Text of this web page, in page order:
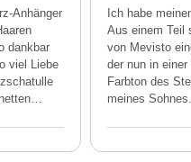
Anhänger
dankbar
viel Liebe
Ich habe
Aus einem Teil
von Mevisto
der nun in
Farbton des
meines